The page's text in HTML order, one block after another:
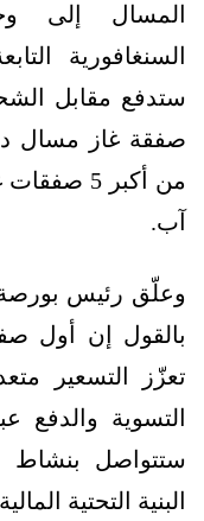
المسال إلى
السنغافورية
ستدفع مقابل
صفقة غاز مسال
من أكبر
آب.
وعلّق رئيس
بالقول إن أول
تعزّز التسعير
التسوية والدفع
ستتواصل بنشاط
البنية التحتية